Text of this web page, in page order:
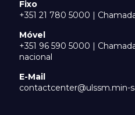
Fixo
+351 21 780 5000 |
Móvel
+351 96 590 5000 |
nacional
E-Mail
contactcenter@ulssm.min-